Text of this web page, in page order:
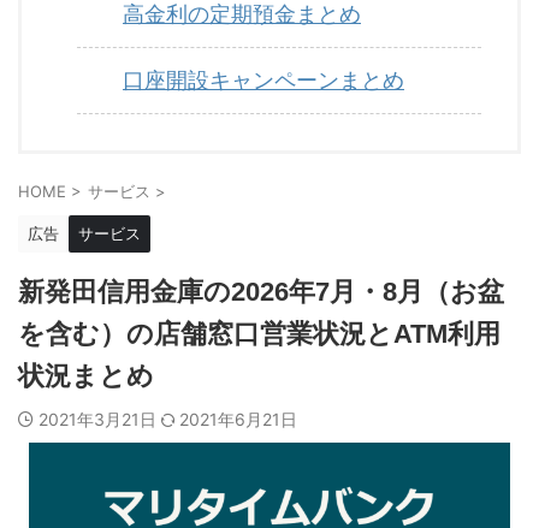
高金利の定期預金まとめ
口座開設キャンペーンまとめ
HOME > サービス >
広告 サービス
新発田信用金庫の2026年7月・8月（お盆
を含む）の店舗窓口営業状況とATM利用
状況まとめ
2021年3月21日 2021年6月21日